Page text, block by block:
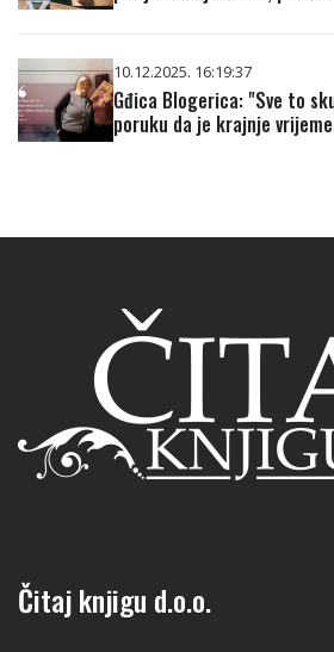
10.12.2025. 16:19:37
Gđica Blogerica: "Sve to
poruku da je krajnje vrijeme
Čitaj knjigu d.o.o.